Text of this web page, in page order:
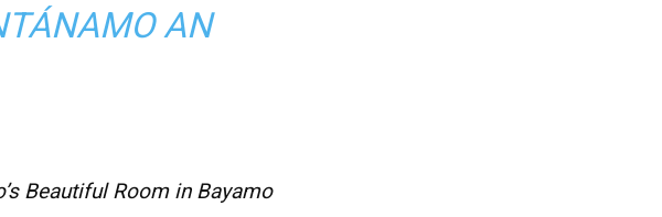
AN
Beautiful Room in Bayamo